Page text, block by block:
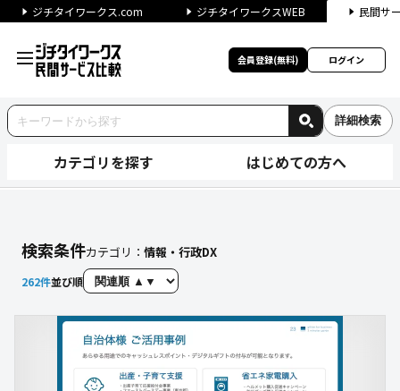
ジチタイワークス.com ジチタイワークスWEB 民間サ
会員登録(無料) ログイン
詳細検索
カテゴリを探す はじめての方へ
検索条件カテゴリ： 情報・行政DX
262件並び順